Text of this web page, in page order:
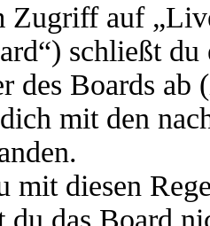
Zugriff auf
schließt
des Boards ab
mit den
mit diesen